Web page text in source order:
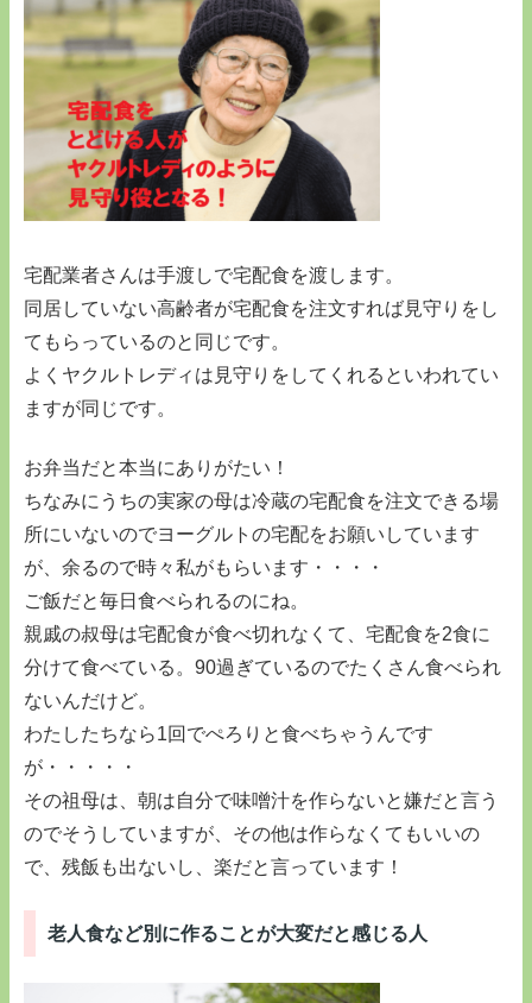
宅配業者さんは手渡しで宅配食を渡します。
同居していない高齢者が宅配食を注文すれば見守りをし
てもらっているのと同じです。
よくヤクルトレディは見守りをしてくれるといわれてい
ますが同じです。
お弁当だと本当にありがたい！
ちなみにうちの実家の母は冷蔵の宅配食を注文できる場
所にいないのでヨーグルトの宅配をお願いしています
が、余るので時々私がもらいます・・・・
ご飯だと毎日食べられるのにね。
親戚の叔母は宅配食が食べ切れなくて、宅配食を2食に
分けて食べている。90過ぎているのでたくさん食べられ
ないんだけど。
わたしたちなら1回でぺろりと食べちゃうんです
が・・・・・
その祖母は、朝は自分で味噌汁を作らないと嫌だと言う
のでそうしていますが、その他は作らなくてもいいの
で、残飯も出ないし、楽だと言っています！
老人食など別に作ることが大変だと感じる人